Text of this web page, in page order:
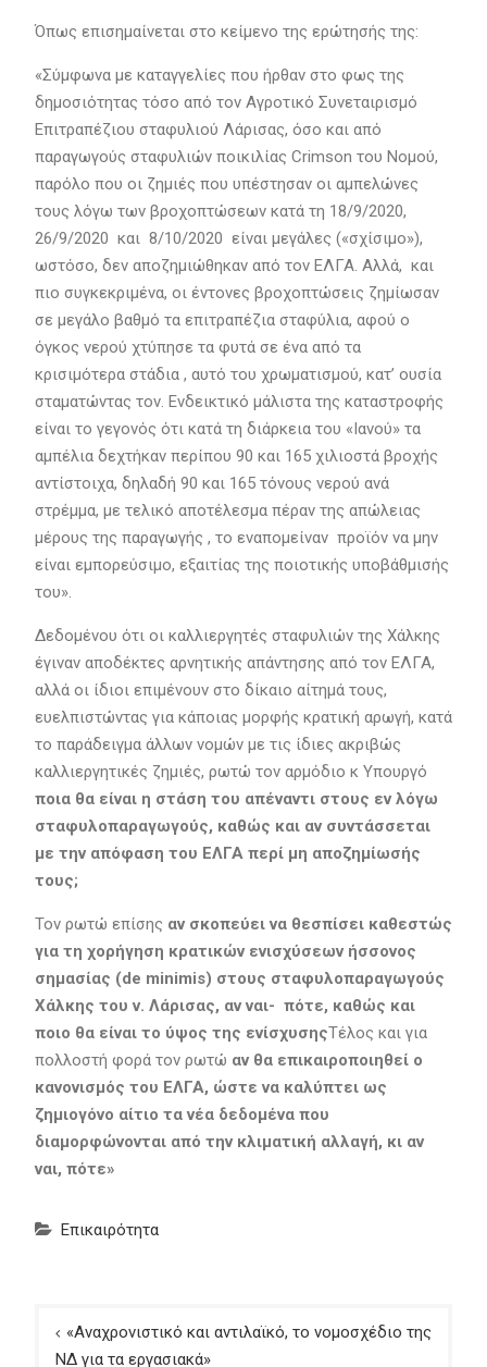
Όπως επισημαίνεται στο κείμενο της ερώτησής της:
«Σύμφωνα με καταγγελίες που ήρθαν στο φως της
δημοσιότητας τόσο από τον Αγροτικό Συνεταιρισμό
Επιτραπέζιου σταφυλιού Λάρισας, όσο και από
παραγωγούς σταφυλιών ποικιλίας Crimson του Νομού,
παρόλο που οι ζημιές που υπέστησαν οι αμπελώνες
τους λόγω των βροχοπτώσεων κατά τη 18/9/2020,
26/9/2020 και 8/10/2020 είναι μεγάλες («σχίσιμο»),
ωστόσο, δεν αποζημιώθηκαν από τον ΕΛΓΑ. Αλλά, και
πιο συγκεκριμένα, οι έντονες βροχοπτώσεις ζημίωσαν
σε μεγάλο βαθμό τα επιτραπέζια σταφύλια, αφού ο
όγκος νερού χτύπησε τα φυτά σε ένα από τα
κρισιμότερα στάδια , αυτό του χρωματισμού, κατ’ ουσία
σταματώντας τον. Ενδεικτικό μάλιστα της καταστροφής
είναι το γεγονός ότι κατά τη διάρκεια του «Ιανού» τα
αμπέλια δεχτήκαν περίπου 90 και 165 χιλιοστά βροχής
αντίστοιχα, δηλαδή 90 και 165 τόνους νερού ανά
στρέμμα, με τελικό αποτέλεσμα πέραν της απώλειας
μέρους της παραγωγής , το εναπομείναν προϊόν να μην
είναι εμπορεύσιμο, εξαιτίας της ποιοτικής υποβάθμισής
του».
Δεδομένου ότι οι καλλιεργητές σταφυλιών της Χάλκης
έγιναν αποδέκτες αρνητικής απάντησης από τον ΕΛΓΑ,
αλλά οι ίδιοι επιμένουν στο δίκαιο αίτημά τους,
ευελπιστώντας για κάποιας μορφής κρατική αρωγή, κατά
το παράδειγμα άλλων νομών με τις ίδιες ακριβώς
καλλιεργητικές ζημιές, ρωτώ τον αρμόδιο κ Υπουργό
ποια θα είναι η στάση του απέναντι στους εν λόγω
σταφυλοπαραγωγούς, καθώς και αν συντάσσεται
με την απόφαση του ΕΛΓΑ περί μη αποζημίωσής
τους;
Τον ρωτώ επίσης αν σκοπεύει να θεσπίσει καθεστώς
για τη χορήγηση κρατικών ενισχύσεων ήσσονος
σημασίας (de minimis) στους σταφυλοπαραγωγούς
Χάλκης του ν. Λάρισας, αν ναι- πότε, καθώς και
ποιο θα είναι το ύψος της ενίσχυσηςΤέλος και για
πολλοστή φορά τον ρωτώ αν θα επικαιροποιηθεί ο
κανονισμός του ΕΛΓΑ, ώστε να καλύπτει ως
ζημιογόνο αίτιο τα νέα δεδομένα που
διαμορφώνονται από την κλιματική αλλαγή, κι αν
ναι, πότε»
Επικαιρότητα
Πλοήγηση
άρθρων
«Αναχρονιστικό και αντιλαϊκό, το νομοσχέδιο της
ΝΔ για τα εργασιακά»